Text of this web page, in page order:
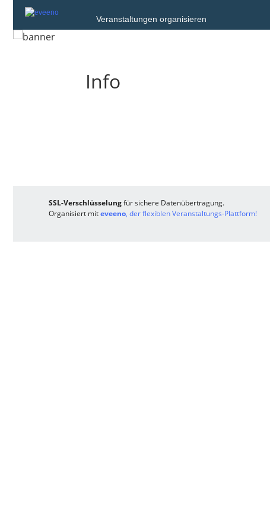
Veranstaltungen organisieren
Info
SSL-Verschlüsselungfür sichere Datenübertragung.
Organisiert miteveeno, der flexiblen Veranstaltungs-Plattform!